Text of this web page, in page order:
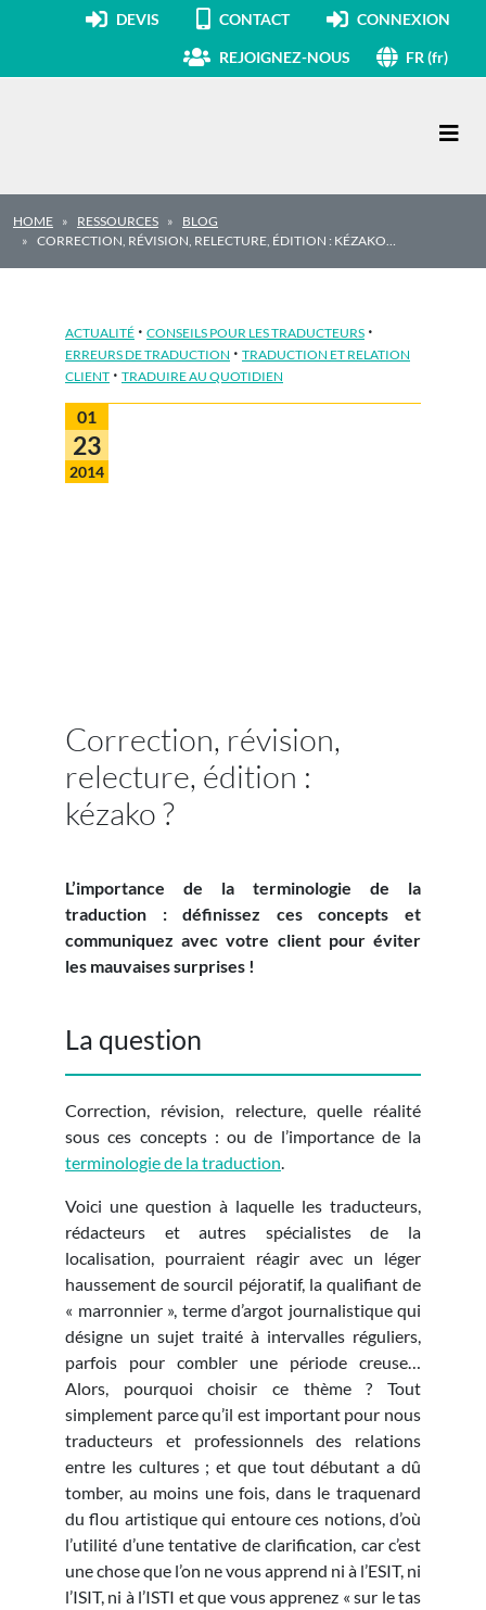
DEVIS CONTACT CONNEXION
REJOIGNEZ-NOUS FR (fr)
HOME RESSOURCES
BLOG
CORRECTION, RÉVISION, RELECTURE, ÉDITION : KÉZAKO…
ACTUALITÉ · CONSEILS POUR LES TRADUCTEURS ·
ERREURS DE TRADUCTION · TRADUCTION ET RELATION
CLIENT · TRADUIRE AU QUOTIDIEN
01
23
2014
Correction, révision,
relecture, édition :
kézako ?
L’importance de la terminologie de la
traduction : définissez ces concepts et
communiquez avec votre client pour éviter
les mauvaises surprises !
La question
Correction, révision, relecture, quelle réalité
sous ces concepts : ou de l’importance de la
terminologie de la traduction
Voici une question à laquelle les traducteurs,
rédacteurs et autres spécialistes de la
localisation, pourraient réagir avec un léger
haussement de sourcil péjoratif, la qualifiant de
« marronnier », terme d’argot journalistique qui
désigne un sujet traité à intervalles réguliers,
parfois pour combler une période creuse…
Alors, pourquoi choisir ce thème ? Tout
simplement parce qu’il est important pour nous
traducteurs et professionnels des relations
entre les cultures ; et que tout débutant a dû
tomber, au moins une fois, dans le traquenard
du flou artistique qui entoure ces notions, d’où
l’utilité d’une tentative de clarification, car c’est
une chose que l’on ne vous apprend ni à l’ESIT, ni
l’ISIT, ni à l’ISTI et que vous apprenez « sur le tas